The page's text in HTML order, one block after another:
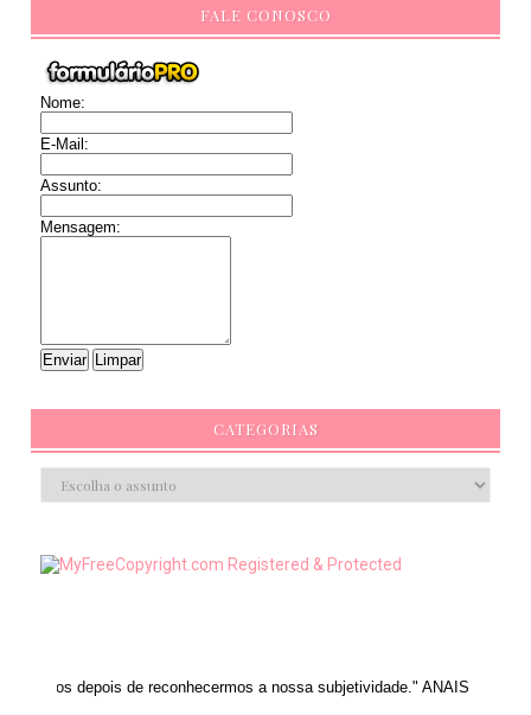
FALE CONOSCO
Nome:
E-Mail:
Assunto:
Mensagem:
CATEGORIAS
de reconhecermos a nossa subjetividade." ANAIS NIN